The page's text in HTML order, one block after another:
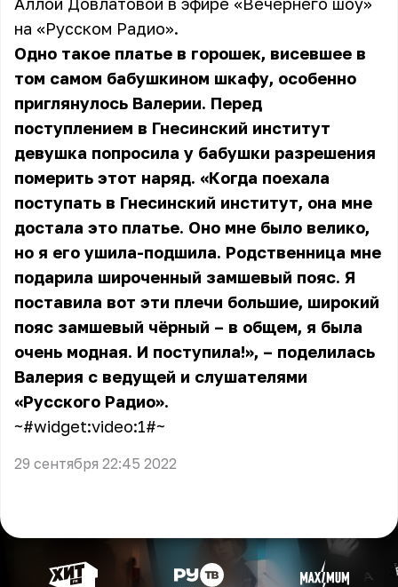
на «Русском Радио».
Одно такое платье в горошек, висевшее в
том самом бабушкином шкафу, особенно
приглянулось Валерии. Перед
поступлением в Гнесинский институт
девушка попросила у бабушки разрешения
померить этот наряд. «Когда поехала
поступать в Гнесинский институт, она мне
достала это платье. Оно мне было велико,
но я его ушила-подшила. Родственница мне
подарила широченный замшевый пояс. Я
поставила вот эти плечи большие, широкий
пояс замшевый чёрный – в общем, я была
очень модная. И поступила!», – поделилась
Валерия с ведущей и слушателями
«Русского Радио».
~#widget:video:1#~
29 сентября 22:45 2022